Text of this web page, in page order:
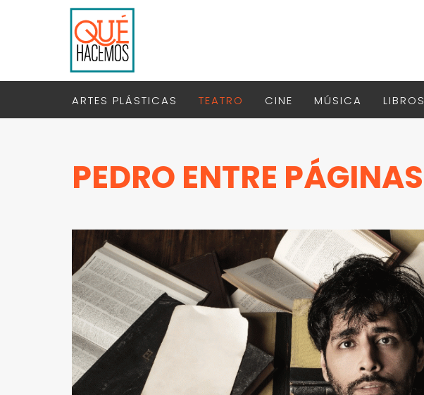
ARTES PLÁSTICAS TEATRO CINE MÚSICA LIBROS
PEDRO ENTRE PÁGINAS